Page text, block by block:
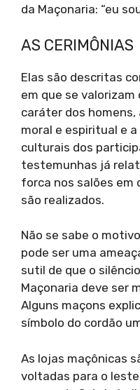
da Maçonaria: “eu
AS CERIMÔNIAS
Elas são descritas
em que se
caráter dos homens,
moral e espiritual e
culturais dos
testemunhas já
forca nos salões em
são realizados.
Não se sabe o
pode ser uma
sutil de que o
Maçonaria deve ser
Alguns maçons
símbolo do cordão
As lojas maçônicas
voltadas para o